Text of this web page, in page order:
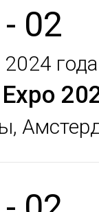
02
года